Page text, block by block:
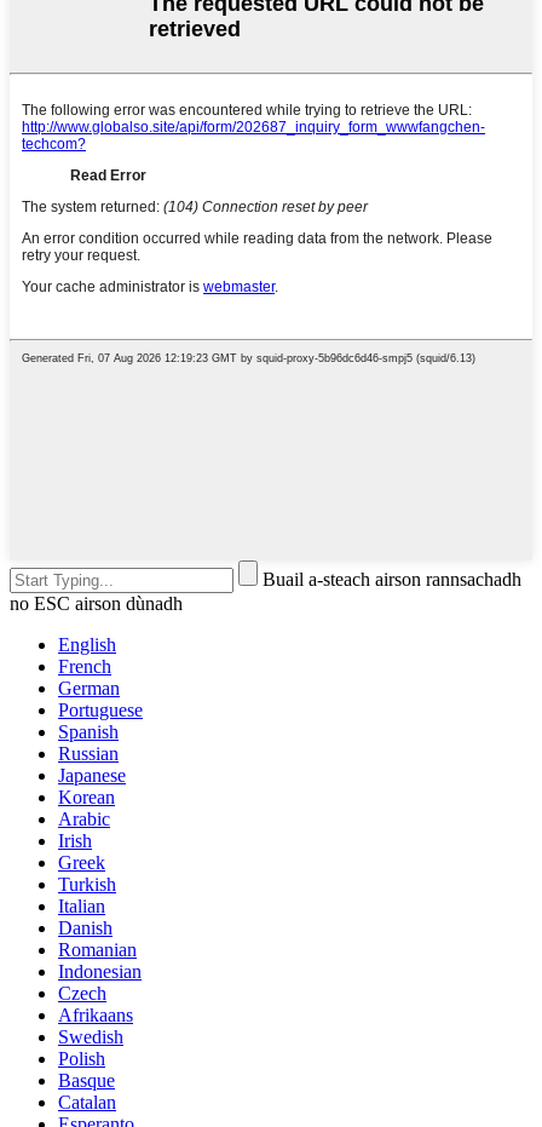
Buail a-steach airson rannsachadh
no ESC airson dùnadh
English
French
German
Portuguese
Spanish
Russian
Japanese
Korean
Arabic
Irish
Greek
Turkish
Italian
Danish
Romanian
Indonesian
Czech
Afrikaans
Swedish
Polish
Basque
Catalan